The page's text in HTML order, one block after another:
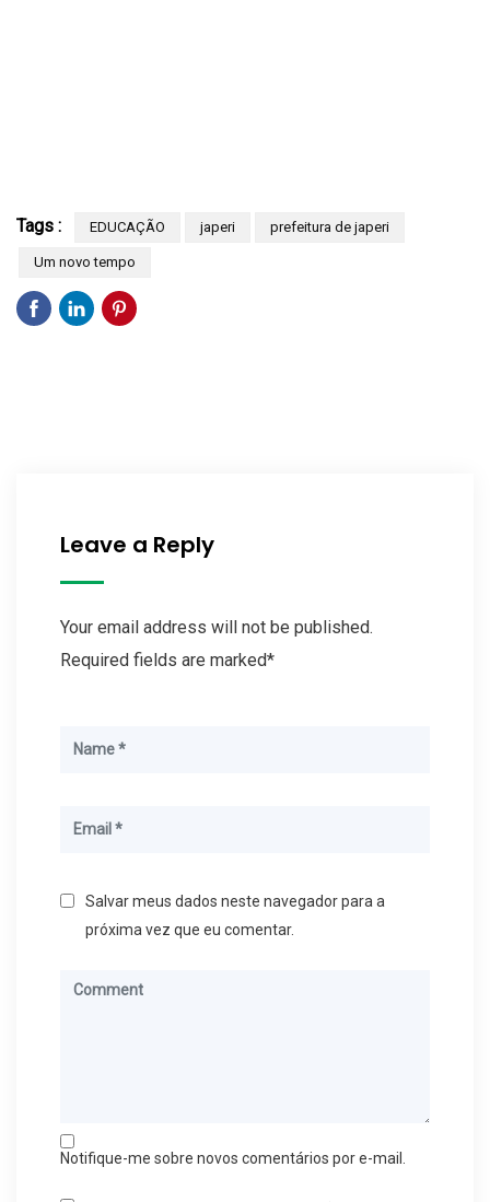
Tags : EDUCAÇÃO japeri prefeitura de japeri
Um novo tempo
Leave a Reply
Your email address will not be published.
Required fields are marked*
Salvar meus dados neste navegador para a
próxima vez que eu comentar.
Notifique-me sobre novos comentários por e-mail.